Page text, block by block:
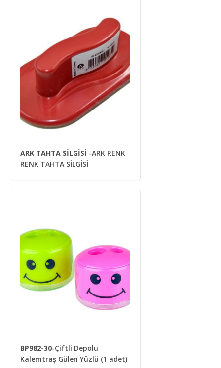
ARK TAHTA SİLGİSİ -ARK RENK
RENK TAHTA SİLGİSİ
BP982-30-Çiftli Depolu
Kalemtraş Gülen Yüzlü (1 adet)